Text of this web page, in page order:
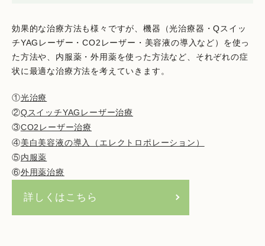
効果的な治療方法も様々ですが、機器（光治療器・Qスイッ
チYAGレーザー・CO2レーザー・美容液の導入など）を使っ
た方法や、内服薬・外用薬を使った方法など、それぞれの症
状に最適な治療方法を考えていきます。
①光治療
②QスイッチYAGレーザー治療
③CO2レーザー治療
④美白美容液の導入（エレクトロポレーション）
⑤内服薬
⑥外用薬治療
詳しくはこちら